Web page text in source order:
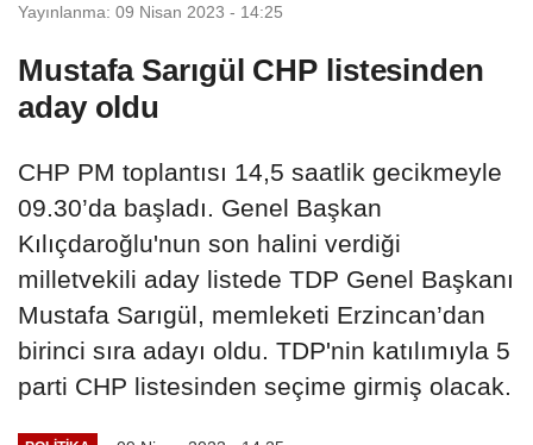
Yayınlanma: 09 Nisan 2023 - 14:25
Mustafa Sarıgül CHP listesinden
aday oldu
CHP PM toplantısı 14,5 saatlik gecikmeyle
09.30’da başladı. Genel Başkan
Kılıçdaroğlu'nun son halini verdiği
milletvekili aday listede TDP Genel Başkanı
Mustafa Sarıgül, memleketi Erzincan’dan
birinci sıra adayı oldu. TDP'nin katılımıyla 5
parti CHP listesinden seçime girmiş olacak.